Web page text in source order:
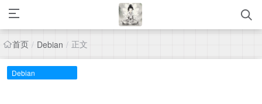
首页 / Debian / 正文
Debian